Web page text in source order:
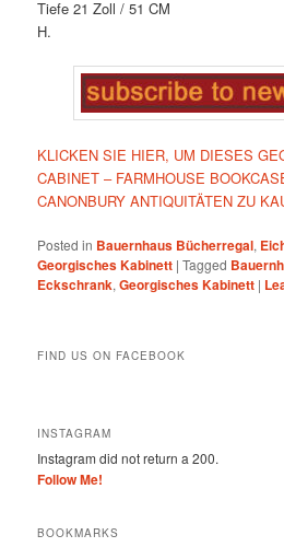
Tiefe 21 Zoll / 51 CM
H.
KLICKEN SIE HIER, UM DIESES
CABINET – FARMHOUSE
CANONBURY ANTIQUITÄTEN ZU
Posted in Bauernhaus Bücherregal,
Georgisches Kabinett |Tagged
Eckschrank,Georgisches Kabinett |
FIND US ON FACEBOOK
INSTAGRAM
Instagram did not return a 200.
Follow Me!
BOOKMARKS